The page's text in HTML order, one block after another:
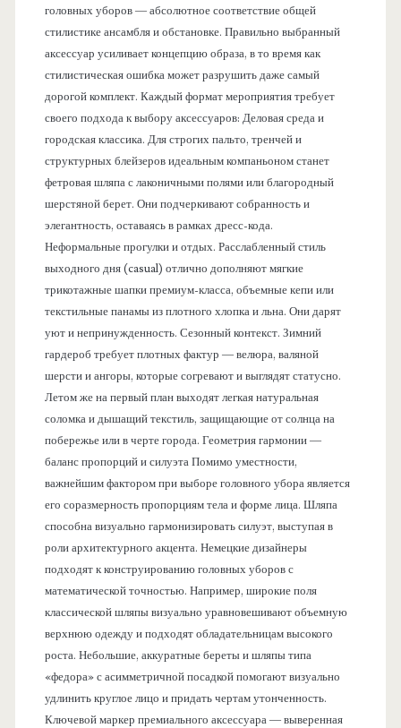
головных уборов — абсолютное соответствие общей
стилистике ансамбля и обстановке. Правильно выбранный
аксессуар усиливает концепцию образа, в то время как
стилистическая ошибка может разрушить даже самый
дорогой комплект. Каждый формат мероприятия требует
своего подхода к выбору аксессуаров: Деловая среда и
городская классика. Для строгих пальто, тренчей и
структурных блейзеров идеальным компаньоном станет
фетровая шляпа с лаконичными полями или благородный
шерстяной берет. Они подчеркивают собранность и
элегантность, оставаясь в рамках дресс-кода.
Неформальные прогулки и отдых. Расслабленный стиль
выходного дня (casual) отлично дополняют мягкие
трикотажные шапки премиум-класса, объемные кепи или
текстильные панамы из плотного хлопка и льна. Они дарят
уют и непринужденность. Сезонный контекст. Зимний
гардероб требует плотных фактур — велюра, валяной
шерсти и ангоры, которые согревают и выглядят статусно.
Летом же на первый план выходят легкая натуральная
соломка и дышащий текстиль, защищающие от солнца на
побережье или в черте города. Геометрия гармонии —
баланс пропорций и силуэта Помимо уместности,
важнейшим фактором при выборе головного убора является
его соразмерность пропорциям тела и форме лица. Шляпа
способна визуально гармонизировать силуэт, выступая в
роли архитектурного акцента. Немецкие дизайнеры
подходят к конструированию головных уборов с
математической точностью. Например, широкие поля
классической шляпы визуально уравновешивают объемную
верхнюю одежду и подходят обладательницам высокого
роста. Небольшие, аккуратные береты и шляпы типа
«федора» с асимметричной посадкой помогают визуально
удлинить круглое лицо и придать чертам утонченность.
Ключевой маркер премиального аксессуара — выверенная